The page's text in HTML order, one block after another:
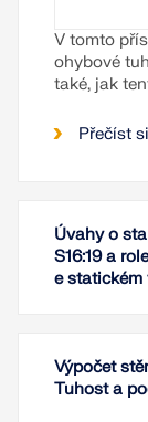
V tomto
ohybové
také, jak
Přečíst
Úvahy o
S16:19 a
e statickém
Výpočet
Tuhost a